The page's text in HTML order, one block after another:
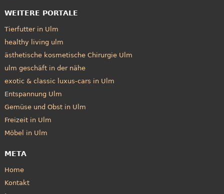
WEITERE PORTALE
Tierfutter in Ulm
healthy living ulm
ästhetische kosmetische Chirurgie Ulm
ulm geschäft in der nähe
exotic & classic luxus-cars in Ulm
Entspannung Ulm
Gemüse und Obst in Ulm
Freizeit in Ulm
Möbel in Ulm
META
Home
Kontakt